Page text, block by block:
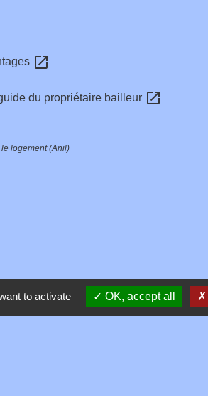
open_in_new
du propriétaire bailleur open_in_new
logement (Anil)
Contacts
to activate OK, accept all